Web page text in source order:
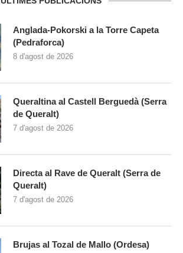
Anglada-Pokorski a la Torre Capeta
(Pedraforca)
8 d'agost de 2026
Queraltina al Castell Berguedà (Serra
de Queralt)
7 d'agost de 2026
Directa al Rave de Queralt (Serra de
Queralt)
7 d'agost de 2026
Brujas al Tozal de Mallo (Ordesa)